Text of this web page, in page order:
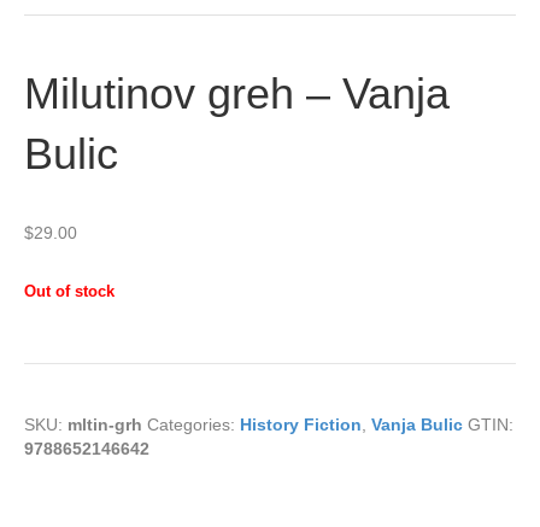
Milutinov greh – Vanja
Bulic
$29.00
Out of stock
SKU: mltin-grh Categories: History Fiction Vanja Bulic GTIN:
9788652146642